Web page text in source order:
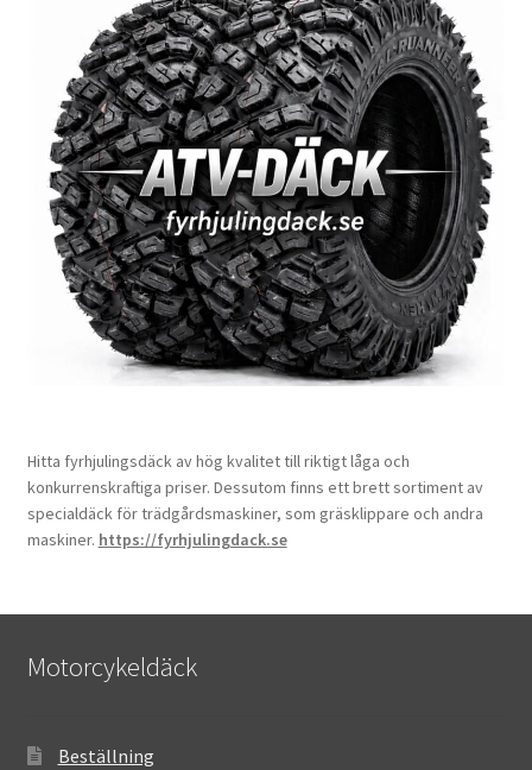
Hitta fyrhjulingsdäck av hög kvalitet till riktigt låga och
konkurrenskraftiga priser. Dessutom finns ett brett sortiment av
specialdäck för trädgårdsmaskiner, som gräsklippare och andra
maskiner. https://fyrhjulingdack.se
Motorcykeldäck
Beställning